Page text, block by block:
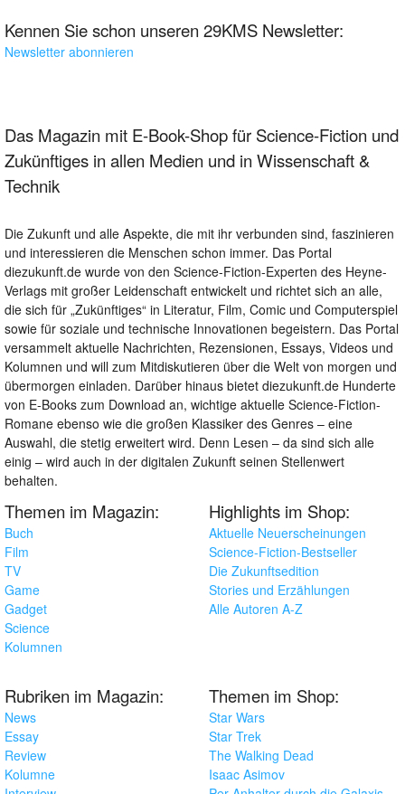
Kennen Sie schon unseren 29KMS Newsletter:
Newsletter abonnieren
Das Magazin mit E-Book-Shop für Science-Fiction und
Zukünftiges in allen Medien und in Wissenschaft &
Technik
Die Zukunft und alle Aspekte, die mit ihr verbunden sind, faszinieren
und interessieren die Menschen schon immer. Das Portal
diezukunft.de wurde von den Science-Fiction-Experten des Heyne-
Verlags mit großer Leidenschaft entwickelt und richtet sich an alle,
die sich für „Zukünftiges“ in Literatur, Film, Comic und Computerspiel
sowie für soziale und technische Innovationen begeistern. Das Portal
versammelt aktuelle Nachrichten, Rezensionen, Essays, Videos und
Kolumnen und will zum Mitdiskutieren über die Welt von morgen und
übermorgen einladen. Darüber hinaus bietet diezukunft.de Hunderte
von E-Books zum Download an, wichtige aktuelle Science-Fiction-
Romane ebenso wie die großen Klassiker des Genres – eine
Auswahl, die stetig erweitert wird. Denn Lesen – da sind sich alle
einig – wird auch in der digitalen Zukunft seinen Stellenwert
behalten.
Themen im Magazin:
Buch
Film
TV
Game
Gadget
Science
Kolumnen
Highlights im Shop:
Aktuelle Neuerscheinungen
Science-Fiction-Bestseller
Die Zukunftsedition
Stories und Erzählungen
Alle Autoren A-Z
Rubriken im Magazin:
News
Essay
Review
Kolumne
Themen im Shop:
Star Wars
Star Trek
The Walking Dead
Isaac Asimov